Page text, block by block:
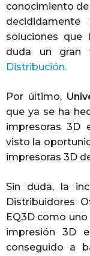
conocimiento
soluciones que
duda un gran
Distribución.
Por último,
que ya se ha
impresoras 3D
visto la
impresoras 3D
Sin duda, la
Distribuidores
EQ3D como
impresión 3D
conseguido a